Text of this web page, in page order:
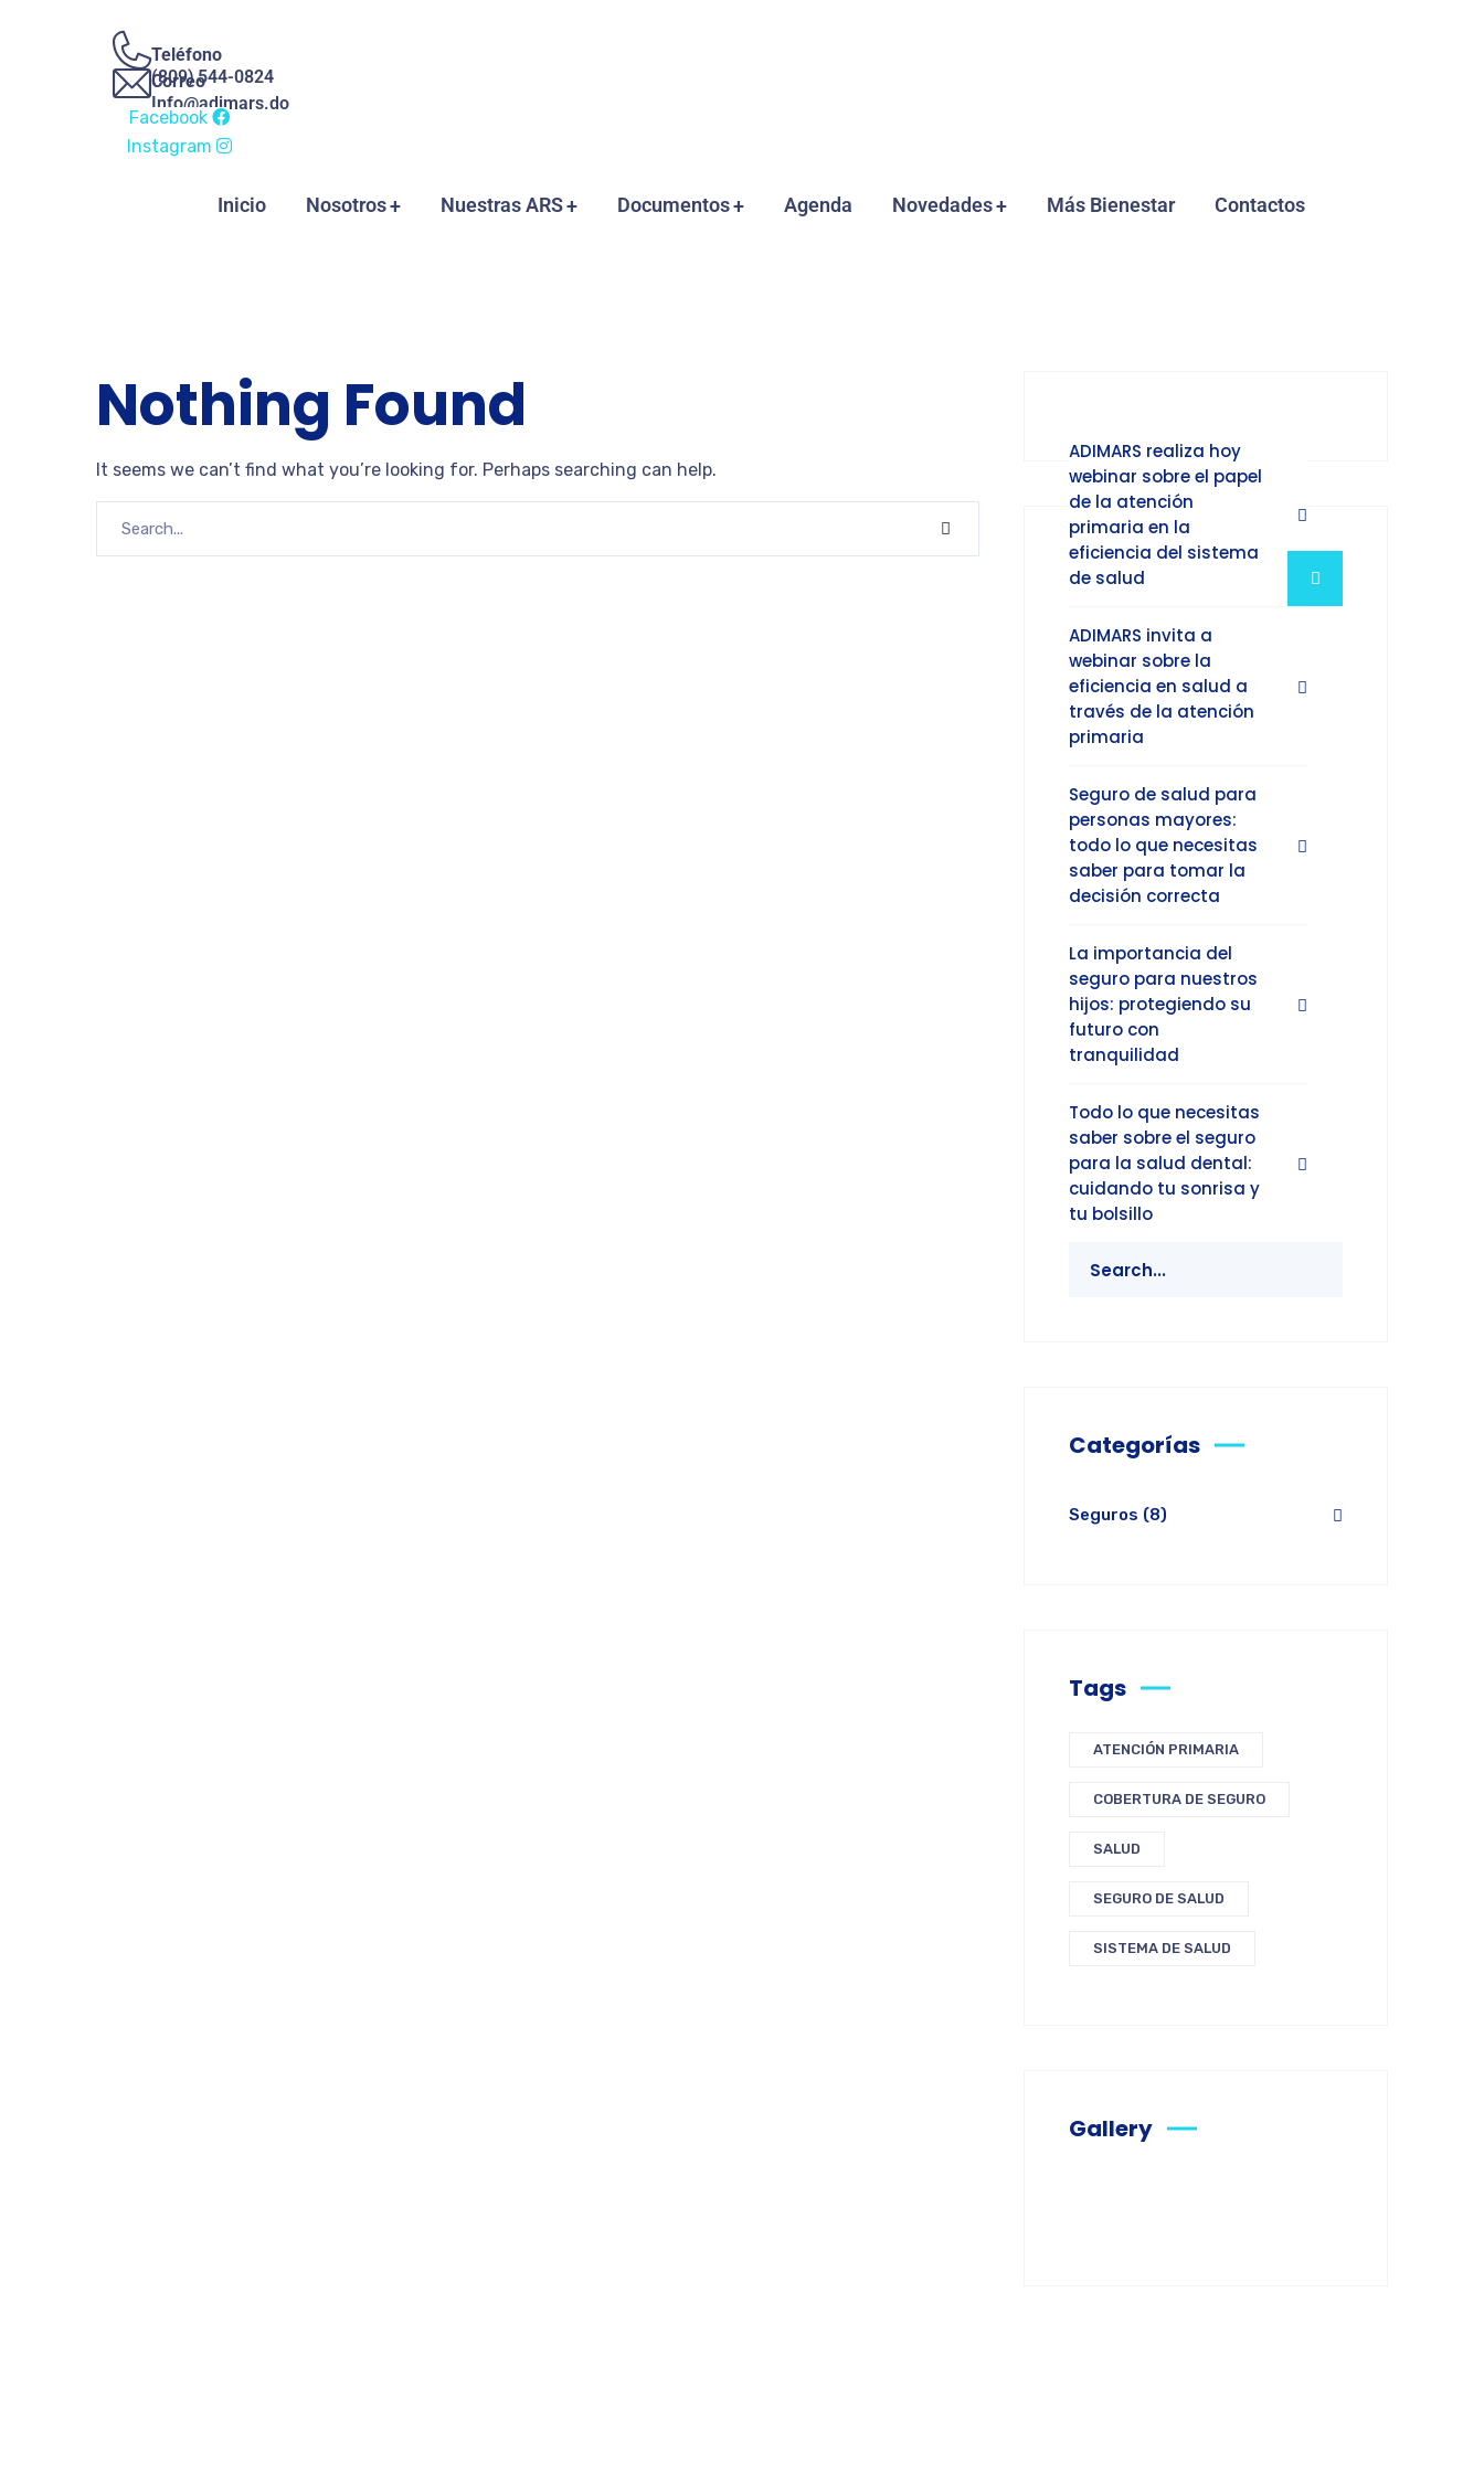
Teléfono
(809) 544-0824
Correo
Info@adimars.do
Facebook
Instagram
Inicio Nosotros Nuestras ARS Documentos Agenda Novedades Más Bienestar Contactos
Nothing Found
It seems we can’t find what you’re looking for. Perhaps searching can help.
ADIMARS realiza hoy
webinar sobre el papel
de la atención
primaria en la
eficiencia del sistema
de salud
ADIMARS invita a
webinar sobre la
eficiencia en salud a
través de la atención
primaria
Seguro de salud para
personas mayores:
todo lo que necesitas
saber para tomar la
decisión correcta
La importancia del
seguro para nuestros
hijos: protegiendo su
futuro con
tranquilidad
Todo lo que necesitas
saber sobre el seguro
para la salud dental:
cuidando tu sonrisa y
tu bolsillo
Categorías
Seguros (8)
Tags
ATENCIÓN PRIMARIA
COBERTURA DE SEGURO
SALUD
SEGURO DE SALUD
SISTEMA DE SALUD
Gallery